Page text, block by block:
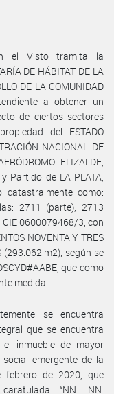
el Visto tramita la
DE HÁBITAT DE LA
DE LA COMUNIDAD
a obtener un
de ciertos sectores
del ESTADO
NACIONAL DE
ELIZALDE,
Partido de LA PLATA,
catastralmente como:
2711 (parte), 2713
0600079468/3, con
NOVENTA Y TRES
(293.062 m2), según se
que como
medida.
se encuentra
que se encuentra
inmueble de mayor
emergente de la
de 2020, que
“NN. NN.